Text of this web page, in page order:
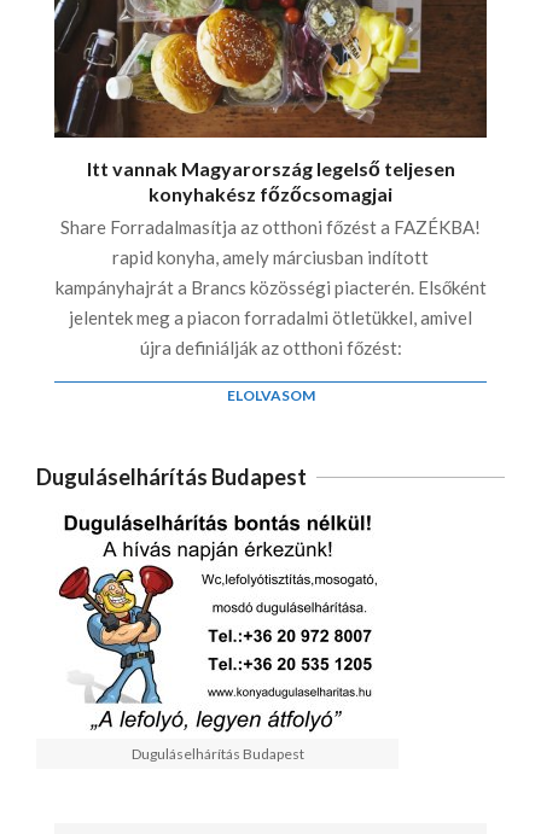
Itt vannak Magyarország legelső teljesen
konyhakész főzőcsomagjai
Share Forradalmasítja az otthoni főzést a FAZÉKBA!
rapid konyha, amely márciusban indított
kampányhajrát a Brancs közösségi piacterén. Elsőként
jelentek meg a piacon forradalmi ötletükkel, amivel
újra definiálják az otthoni főzést:
ELOLVASOM
Duguláselhárítás Budapest
Duguláselhárítás Budapest